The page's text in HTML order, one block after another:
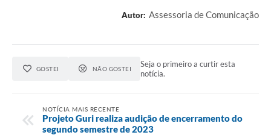
Autor: Assessoria de Comunicação
GOSTEI NÃO GOSTEI
Seja o primeiro a curtir esta
notícia.
NOTÍCIA MAIS RECENTE
Projeto Guri realiza audição de encerramento do
segundo semestre de 2023